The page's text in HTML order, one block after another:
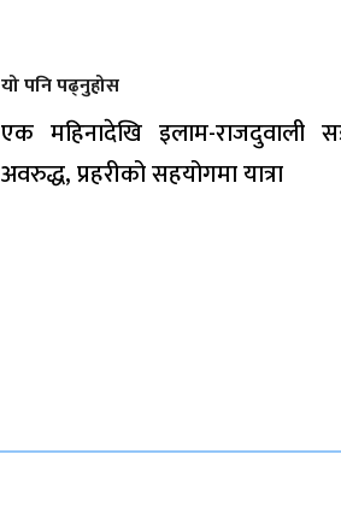
यो पनि पढ्नुहोस
एक महिनादेखि इलाम-राजदुवाली
अवरुद्ध, प्रहरीको सहयोगमा यात्रा